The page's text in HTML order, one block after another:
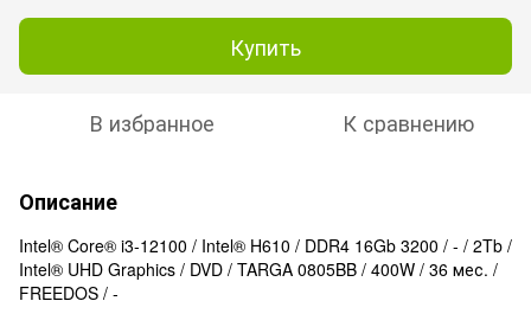
Купить
В избранное К сравнению
Описание
Intel® Core® i3-12100 / Intel® H610 / DDR4 16Gb 3200 / - / 2Tb /
Intel® UHD Graphics / DVD / TARGA 0805BB / 400W / 36 мес. /
FREEDOS / -